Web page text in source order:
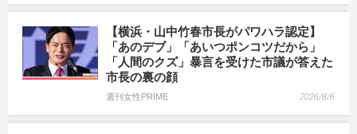
【横浜・山中竹春市長がパワハラ認定】
「あのデブ」「あいつポンコツだから」
「人間のクズ」暴言を受けた市議が答えた
市長の裏の顔
週刊女性PRIME 2026/8/6